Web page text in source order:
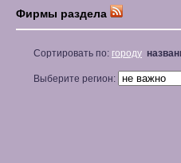
Фирмы раздела
Сортировать по: городу
Выберите регион: